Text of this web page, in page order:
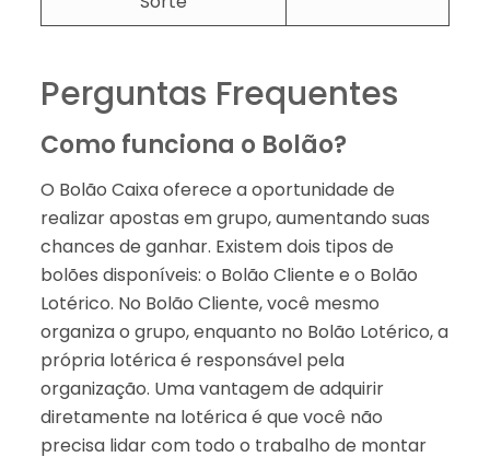
Perguntas Frequentes
Como funciona o Bolão?
O Bolão Caixa oferece a oportunidade de
realizar apostas em grupo, aumentando suas
chances de ganhar. Existem dois tipos de
bolões disponíveis: o Bolão Cliente e o Bolão
Lotérico. No Bolão Cliente, você mesmo
organiza o grupo, enquanto no Bolão Lotérico, a
própria lotérica é responsável pela
organização. Uma vantagem de adquirir
diretamente na lotérica é que você não
precisa lidar com todo o trabalho de montar